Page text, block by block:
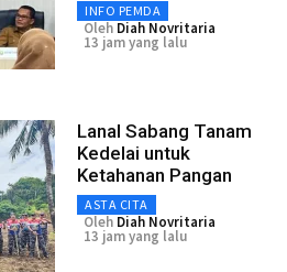
INFO PEMDA
Oleh Diah Novritaria
13 jam yang lalu
Lanal Sabang Tanam
Kedelai untuk
Ketahanan Pangan
ASTA CITA
Oleh Diah Novritaria
13 jam yang lalu